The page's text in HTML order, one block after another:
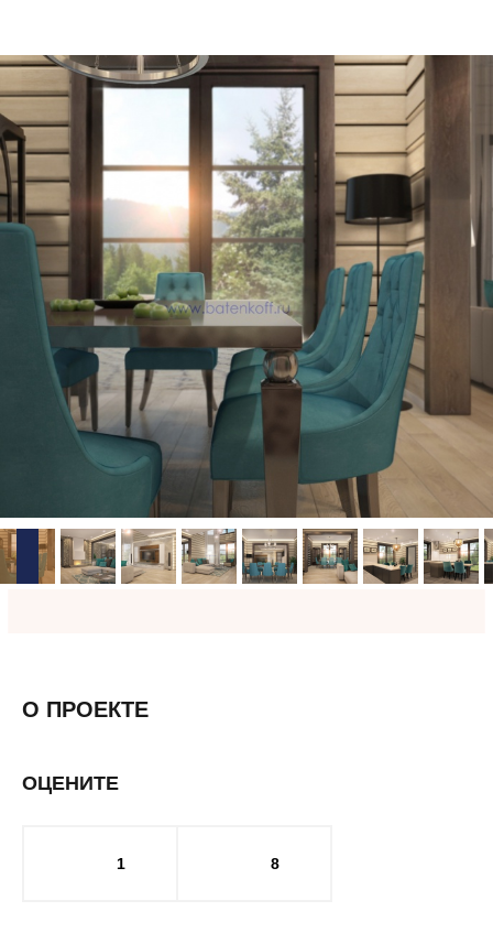
О ПРОЕКТЕ
ОЦЕНИТЕ
1 8